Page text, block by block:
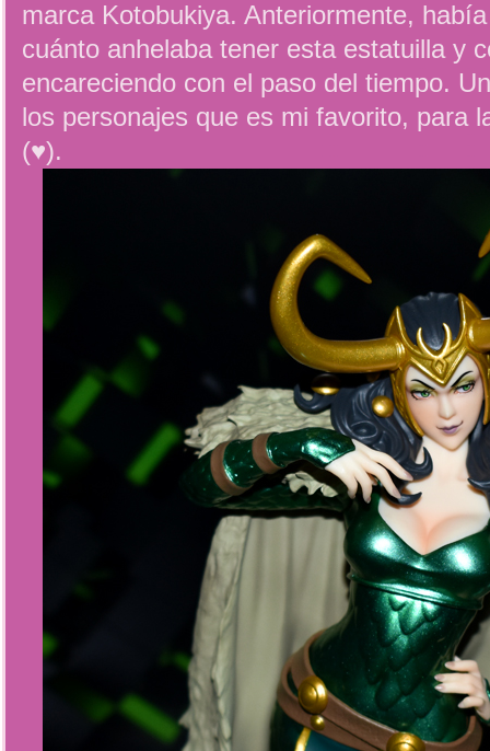
marca Kotobukiya. Anteriormente,
cuánto anhelaba tener esta estatuilla y
encareciendo con el paso del tiempo.
los personajes que es mi favorito, para
(♥).